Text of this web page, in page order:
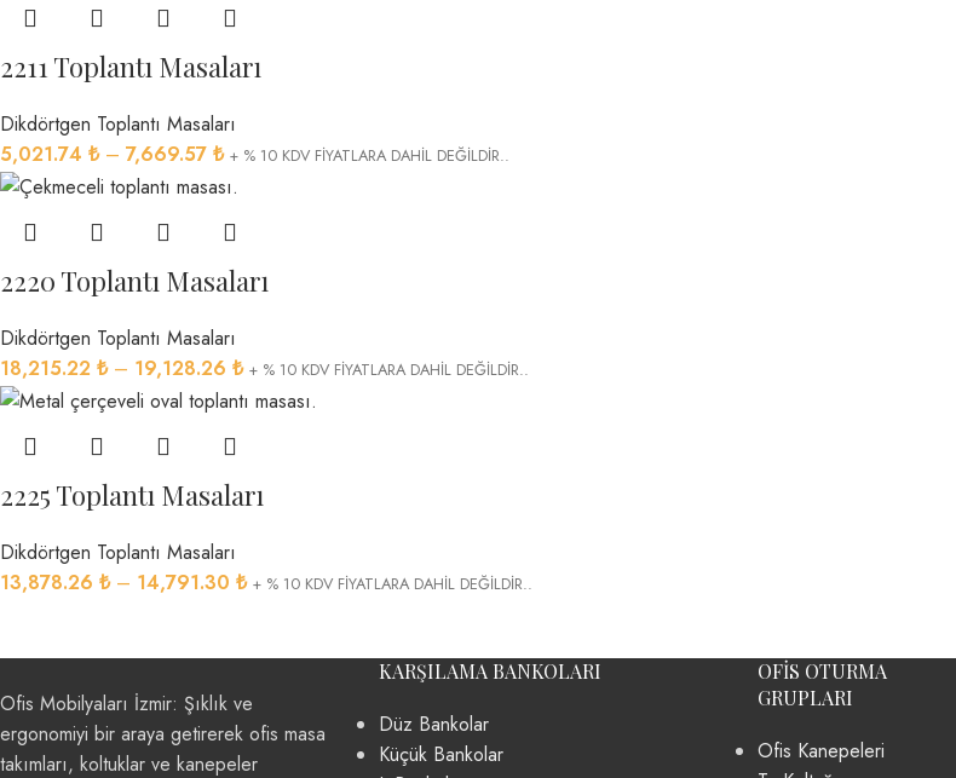
2211 Toplantı Masaları
Dikdörtgen Toplantı Masaları
5,021.74 ₺ – 7,669.57 ₺ + % 10 KDV FİYATLARA DAHİL DEĞİLDİR..
2220 Toplantı Masaları
Dikdörtgen Toplantı Masaları
18,215.22 ₺ – 19,128.26 ₺ + % 10 KDV FİYATLARA DAHİL DEĞİLDİR..
2225 Toplantı Masaları
Dikdörtgen Toplantı Masaları
13,878.26 ₺ – 14,791.30 ₺ + % 10 KDV FİYATLARA DAHİL DEĞİLDİR..
Ofis Mobilyaları İzmir: Şıklık ve
ergonomiyi bir araya getirerek ofis masa
takımları, koltuklar ve kanepeler
KARŞILAMA BANKOLARI
Düz Bankolar
Küçük Bankolar
OFIS OTURMA
GRUPLARI
Ofis Kanepeleri